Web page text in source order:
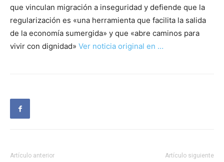
que vinculan migración a inseguridad y defiende que la
regularización es «una herramienta que facilita la salida
de la economía sumergida» y que «abre caminos para
vivir con dignidad» Ver noticia original en …
Artículo anterior Artículo siguiente